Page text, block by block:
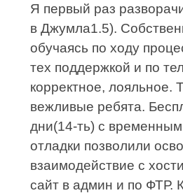
Я первый раз
в Джумла1.5).
обучаясь по ходу
тех поддержкой и по
корректное, лояльное.
вежливые ребята.
дни(14-ть) с
отладки позволили
взаимодействие с
сайт в админ и по ФТР.